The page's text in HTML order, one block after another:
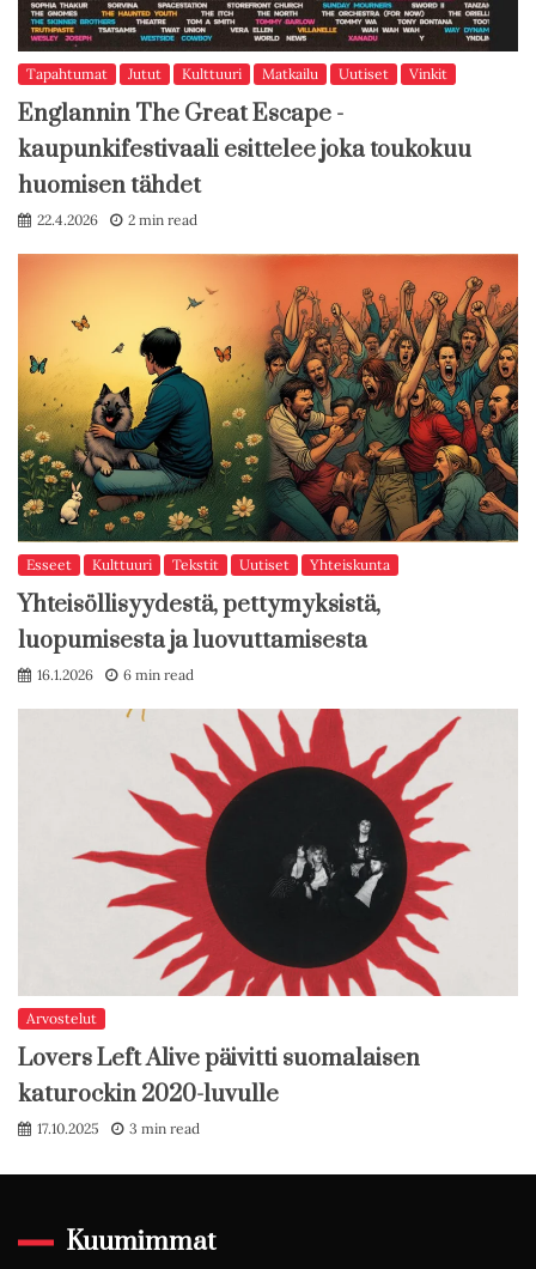
Tapahtumat Jutut Kulttuuri Matkailu Uutiset Vinkit
Englannin The Great Escape -
kaupunkifestivaali esittelee joka toukokuu
huomisen tähdet
22.4.2026 2 min read
Esseet Kulttuuri Tekstit Uutiset Yhteiskunta
Yhteisöllisyydestä, pettymyksistä,
luopumisesta ja luovuttamisesta
16.1.2026 6 min read
Arvostelut
Lovers Left Alive päivitti suomalaisen
katurockin 2020-luvulle
17.10.2025 3 min read
Kuumimmat